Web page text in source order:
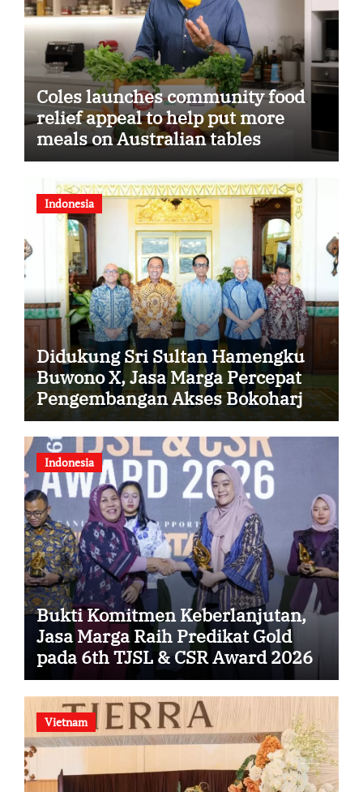
Coles launches community food
relief appeal to help put more
meals on Australian tables
Indonesia
Didukung Sri Sultan Hamengku
Buwono X, Jasa Marga Percepat
Pengembangan Akses Bokoharjo
Tol Jogja-Solo untuk Dukung
Konektivitas DIY
Indonesia
Bukti Komitmen Keberlanjutan,
Jasa Marga Raih Predikat Gold
pada 6th TJSL & CSR Award 2026
Vietnam